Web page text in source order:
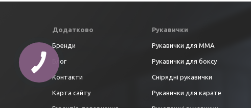
Додатково
Бренди
Блог
Контакти
Карта сайту
Рукавички
Рукавички для ММА
Рукавички для боксу
Снірядні рукавички
Рукавички для карате